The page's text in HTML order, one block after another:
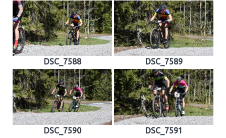
DSC_7588 DSC_7589
DSC_7590 DSC_7591